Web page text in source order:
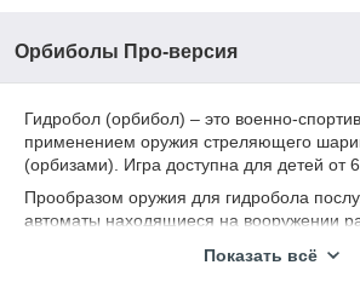
Орбиболы Про-версия
Гидробол (орбибол) – это военно-
применением оружия стреляющего
(орбизами). Игра доступна для детей от
Прообразом оружия для гидробола
автоматы находящиеся на вооружении
в других военно-спортивных играх.
Показать всё